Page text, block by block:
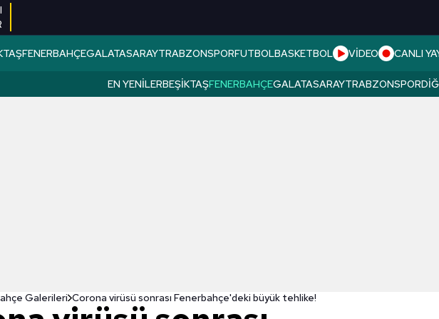
FENERBAHÇEGALATASARAYTRABZONSPORFUTBOLBASKETBOL VİDEO CANLI
EN YENILERBEŞIKTAŞFENERBAHÇEGALATASARAYTRABZONSPOR
Galerileri Corona virüsü sonrası Fenerbahçe'deki büyük tehlike!